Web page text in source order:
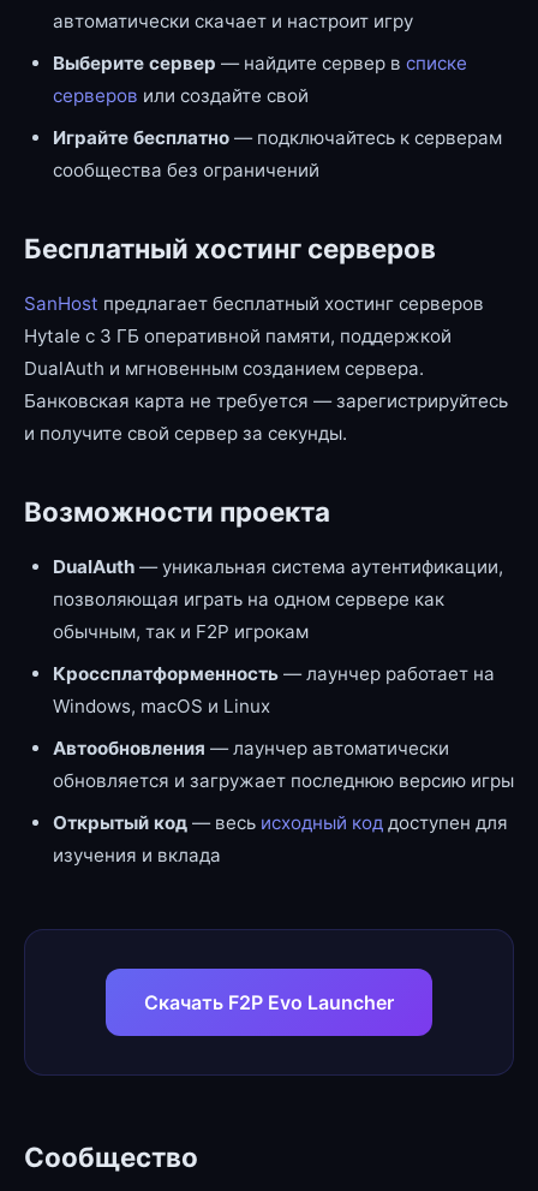
автоматически скачает и настроит игру
Выберите сервер — найдите сервер в списке
серверов или создайте свой
Играйте бесплатно — подключайтесь к серверам
сообщества без ограничений
Бесплатный хостинг серверов
SanHost предлагает бесплатный хостинг серверов
Hytale с 3 ГБ оперативной памяти, поддержкой
DualAuth и мгновенным созданием сервера.
Банковская карта не требуется — зарегистрируйтесь
и получите свой сервер за секунды.
Возможности проекта
DualAuth — уникальная система аутентификации,
позволяющая играть на одном сервере как
обычным, так и F2P игрокам
Кроссплатформенность — лаунчер работает на
Windows, macOS и Linux
Автообновления — лаунчер автоматически
обновляется и загружает последнюю версию игры
Открытый код — весь исходный код доступен для
изучения и вклада
Скачать F2P Evo Launcher
Сообщество